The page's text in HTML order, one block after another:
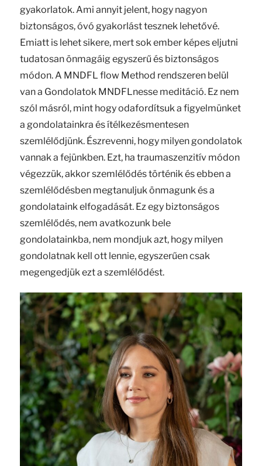
gyakorlatok. Ami annyit jelent, hogy nagyon
biztonságos, óvó gyakorlást tesznek lehetővé.
Emiatt is lehet sikere, mert sok ember képes eljutni
tudatosan önmagáig egyszerű és biztonságos
módon. A MNDFL flow Method rendszeren belül
van a Gondolatok MNDFLnesse meditáció. Ez nem
szól másról, mint hogy odafordítsuk a figyelmünket
a gondolatainkra és ítélkezésmentesen
szemlélődjünk. Észrevenni, hogy milyen gondolatok
vannak a fejünkben. Ezt, ha traumaszenzitív módon
végezzük, akkor szemlélődés történik és ebben a
szemlélődésben megtanuljuk önmagunk és a
gondolataink elfogadását. Ez egy biztonságos
szemlélődés, nem avatkozunk bele
gondolatainkba, nem mondjuk azt, hogy milyen
gondolatnak kell ott lennie, egyszerűen csak
megengedjük ezt a szemlélődést.